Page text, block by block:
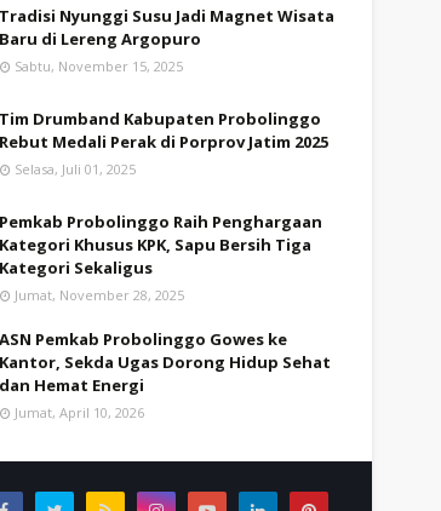
Tradisi Nyunggi Susu Jadi Magnet Wisata
Baru di Lereng Argopuro
Sabtu, November 15, 2025
Tim Drumband Kabupaten Probolinggo
Rebut Medali Perak di Porprov Jatim 2025
Selasa, Juli 01, 2025
Pemkab Probolinggo Raih Penghargaan
Kategori Khusus KPK, Sapu Bersih Tiga
Kategori Sekaligus
Jumat, November 28, 2025
ASN Pemkab Probolinggo Gowes ke
Kantor, Sekda Ugas Dorong Hidup Sehat
dan Hemat Energi
Jumat, April 10, 2026